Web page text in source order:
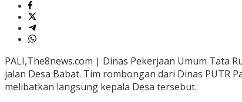
PALI,The8news.com | Dinas Pekerjaan Umum Tata
jalan Desa Babat. Tim rombongan dari Dinas PUTR
melibatkan langsung kepala Desa tersebut.